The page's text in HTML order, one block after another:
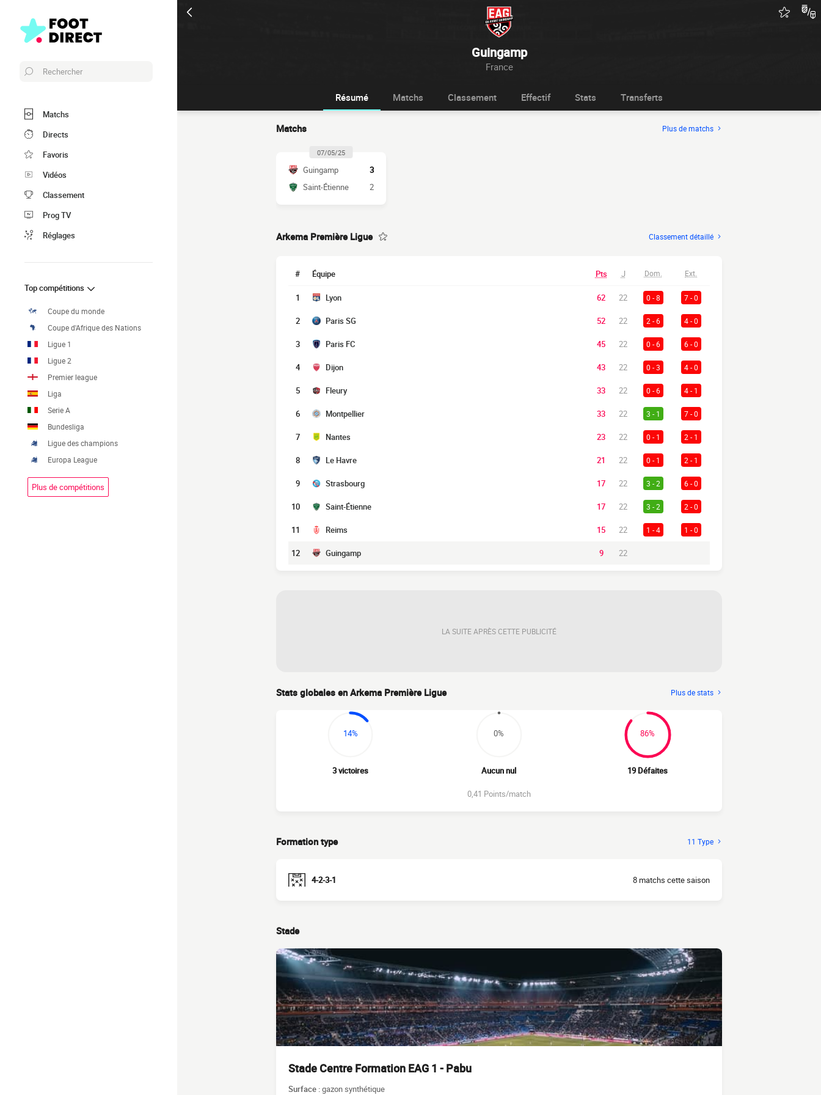
Guingamp
France
Rechercher
Matchs
Directs
Favoris
Vidéos
Classement
Prog TV
Réglages
Top compétitions
Coupe du monde
Coupe d'Afrique des Nations
Ligue 1
Ligue 2
Premier league
Liga
Serie A
Bundesliga
Ligue des champions
Europa League
Plus de compétitions
Résumé Matchs Classement Effectif Stats Transferts
Matchs Plus de matchs
07/05/25
Guingamp
3
Saint-Étienne
2
Arkema Première Ligue Classement détaillé
# Équipe Pts J Dom. Ext.
1 Lyon 62 22 0 - 8 7 - 0
2 Paris SG 52 22 2 - 6 4 - 0
3 Paris FC 45 22 0 - 6 6 - 0
4 Dijon 43 22 0 - 3 4 - 0
5 Fleury 33 22 0 - 6 4 - 1
6 Montpellier 33 22 3 - 1 7 - 0
7 Nantes 23 22 0 - 1 2 - 1
8 Le Havre 21 22 0 - 1 2 - 1
9 Strasbourg 17 22 3 - 2 6 - 0
10 Saint-Étienne 17 22 3 - 2 2 - 0
11 Reims 15 22 1 - 4 1 - 0
12 Guingamp 9 22
LA SUITE APRÈS CETTE PUBLICITÉ
Stats globales en Arkema Première Ligue Plus de stats
14%
3 victoires
0%
Aucun nul
86%
19 Défaites
0,41 Points/match
Formation type 11 Type
4-2-3-1 8 matchs cette saison
Stade
Stade Centre Formation EAG 1 - Pabu
Surface :gazon synthétique